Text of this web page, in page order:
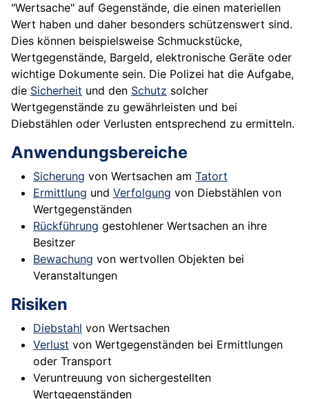
"Wertsache" auf Gegenstände, die einen materiellen
Wert haben und daher besonders schützenswert sind.
Dies können beispielsweise Schmuckstücke,
Wertgegenstände, Bargeld, elektronische Geräte oder
wichtige Dokumente sein. Die Polizei hat die Aufgabe,
die Sicherheit und den Schutz solcher
Wertgegenstände zu gewährleisten und bei
Diebstählen oder Verlusten entsprechend zu ermitteln.
Anwendungsbereiche
Sicherung von Wertsachen am Tatort
Ermittlung und Verfolgung von Diebstählen von
Wertgegenständen
Rückführung gestohlener Wertsachen an ihre
Besitzer
Bewachung von wertvollen Objekten bei
Veranstaltungen
Risiken
Diebstahl von Wertsachen
Verlust von Wertgegenständen bei Ermittlungen
oder Transport
Veruntreuung von sichergestellten
Wertgegenständen